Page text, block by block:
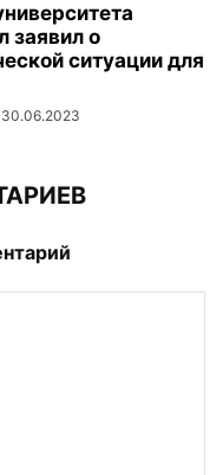
заявил о
ситуации для
30.06.2023